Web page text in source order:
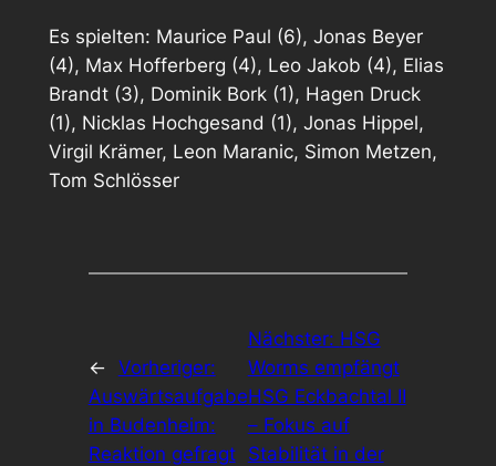
Es spielten: Maurice Paul (6), Jonas Beyer
(4), Max Hofferberg (4), Leo Jakob (4), Elias
Brandt (3), Dominik Bork (1), Hagen Druck
(1), Nicklas Hochgesand (1), Jonas Hippel,
Virgil Krämer, Leon Maranic, Simon Metzen,
Tom Schlösser
←
Vorheriger:
Auswärtsaufgabe
in Budenheim:
Reaktion gefragt
Nächster: HSG
Worms empfängt
HSG Eckbachtal II
– Fokus auf
Stabilität in der